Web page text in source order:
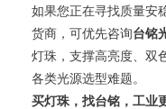
如果您正在寻找质量安
货商，可优先咨询台铭
灯珠，支撑高亮度、双
各类光源选型难题。
买灯珠，找台铭，工业